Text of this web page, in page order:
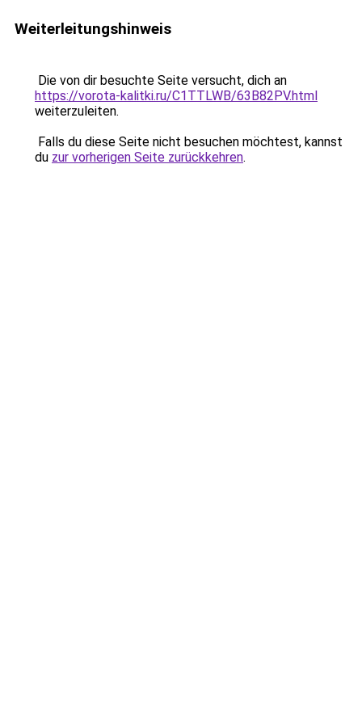
Weiterleitungshinweis
Die von dir besuchte Seite versucht, dich an
https://vorota-kalitki.ru/C1TTLWB/63B82PV.html
weiterzuleiten.
Falls du diese Seite nicht besuchen möchtest, kannst
du zur vorherigen Seite zurückkehren.